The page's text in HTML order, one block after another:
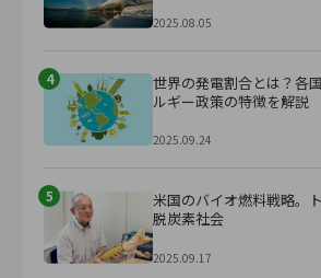
2025.08.05
4
世界の発電割合とは？各
ルギー政策の特徴を解説
2025.09.24
5
米国のバイオ燃料戦略。
脱炭素社会
2025.09.17